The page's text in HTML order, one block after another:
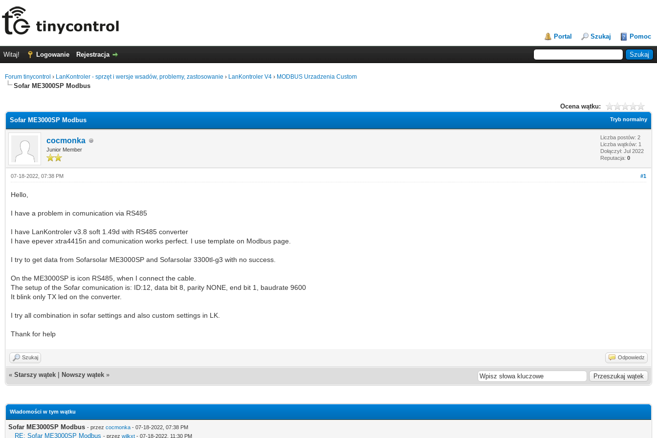
Portal Szukaj Pomoc
Witaj! Logowanie Rejestracja
Forum tinycontrol › LanKontroler - sprzęt i wersje wsadów, problemy, zastosowanie › LanKontroler V4 › MODBUS Urzadzenia Custom
Sofar ME3000SP Modbus
Ocena wątku:
Tryb normalny
Sofar ME3000SP Modbus
cocmonka
Junior Member
Liczba postów: 2
Liczba wątków: 1
Dołączył: Jul 2022
Reputacja: 0
#1
07-18-2022, 07:38 PM
Hello,
I have a problem in comunication via RS485
I have LanKontroler v3.8 soft 1.49d with RS485 converter
I have epever xtra4415n and comunication works perfect. I use template on Modbus page.
I try to get data from Sofarsolar ME3000SP and Sofarsolar 3300tl-g3 with no success.
On the ME3000SP is icon RS485, when I connect the cable.
The setup of the Sofar comunication is: ID:12, data bit 8, parity NONE, end bit 1, baudrate 9600
It blink only TX led on the converter.
I try all combination in sofar settings and also custom settings in LK.
Thank for help
Szukaj Odpowiedz
« Starszy wątek Nowszy wątek »
Wiadomości w tym wątku
Sofar ME3000SP Modbus - przez cocmonka - 07-18-2022, 07:38 PM
RE: Sofar ME3000SP Modbus - przez wilkxt - 07-18-2022, 11:30 PM